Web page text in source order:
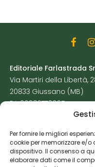
Per fornire le migliori
cookie per memorizzare e/
dispositivo. Il consenso a
elaborare dati come il
Editoriale Farlastrada
Via Martiri della Libertà,
20833 Giussano (MB)
P.I. 06982770965
Cookie Policy
Risorse Aggiuntive